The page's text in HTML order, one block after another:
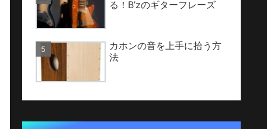
る！B’zのギターフレーズ
カホンの音を上手に拾う方
法